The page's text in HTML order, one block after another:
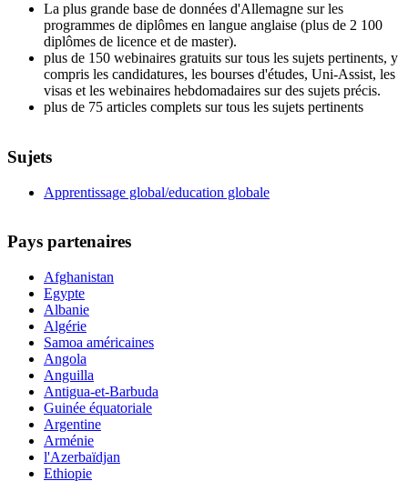
La plus grande base de données d'Allemagne sur les
programmes de diplômes en langue anglaise (plus de 2 100
diplômes de licence et de master).
plus de 150 webinaires gratuits sur tous les sujets pertinents, y
compris les candidatures, les bourses d'études, Uni-Assist, les
visas et les webinaires hebdomadaires sur des sujets précis.
plus de 75 articles complets sur tous les sujets pertinents
Sujets
Apprentissage global/education globale
Pays partenaires
Afghanistan
Egypte
Albanie
Algérie
Samoa américaines
Angola
Anguilla
Antigua-et-Barbuda
Guinée équatoriale
Argentine
Arménie
l'Azerbaïdjan
Ethiopie